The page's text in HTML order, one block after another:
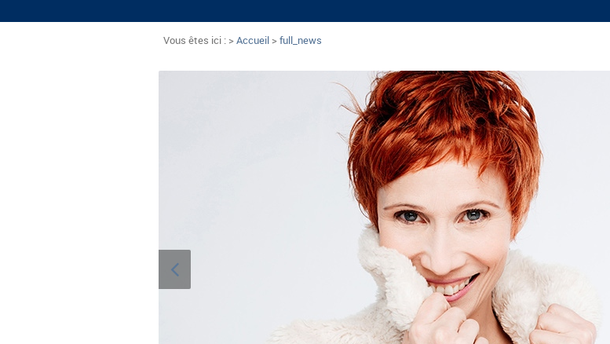
Vous êtes ici : >Accueil >full_news